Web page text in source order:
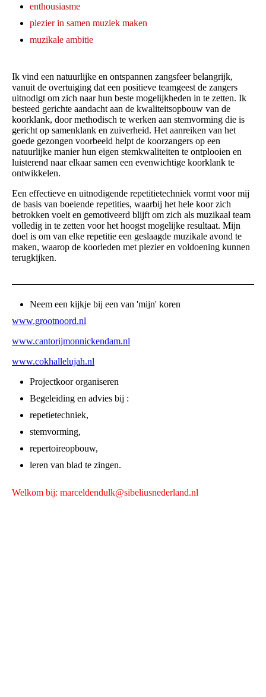
enthousiasme
plezier in samen muziek maken
muzikale ambitie
Ik vind een natuurlijke en ontspannen zangsfeer belangrijk,
vanuit de overtuiging dat een positieve teamgeest de zangers
uitnodigt om zich naar hun beste mogelijkheden in te zetten. Ik
besteed gerichte aandacht aan de kwaliteitsopbouw van de
koorklank, door methodisch te werken aan stemvorming die is
gericht op samenklank en zuiverheid. Het aanreiken van het
goede gezongen voorbeeld helpt de koorzangers op een
natuurlijke manier hun eigen stemkwaliteiten te ontplooien en
luisterend naar elkaar samen een evenwichtige koorklank te
ontwikkelen.
Een effectieve en uitnodigende repetitietechniek vormt voor mij
de basis van boeiende repetities, waarbij het hele koor zich
betrokken voelt en gemotiveerd blijft om zich als muzikaal team
volledig in te zetten voor het hoogst mogelijke resultaat. Mijn
doel is om van elke repetitie een geslaagde muzikale avond te
maken, waarop de koorleden met plezier en voldoening kunnen
terugkijken.
Neem een kijkje bij een van 'mijn' koren
www.grootnoord.nl
www.cantorijmonnickendam.nl
www.cokhallelujah.nl
Projectkoor organiseren
Begeleiding en advies bij :
repetietechniek,
stemvorming,
repertoireopbouw,
leren van blad te zingen.
Welkom bij: marceldendulk@sibeliusnederland.nl